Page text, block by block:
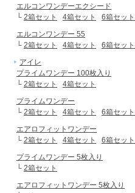
エルコンワンデーエクシード
└ 2箱セット 4箱セット 6箱セット
エルコンワンデー 55
└ 2箱セット 4箱セット 6箱セット
アイレ
プライムワンデー 100枚入り
└ 2箱セット
4箱セット
プライムワンデー
└ 2箱セット 4箱セット 6箱セット
エアロフィットワンデー
└ 2箱セット 4箱セット 6箱セット
プライムワンデー 5枚入り
└ 2箱セット
エアロフィットワンデー 5枚入り